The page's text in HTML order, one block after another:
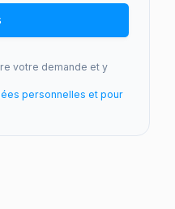
votre demande et y
personnelles et pour